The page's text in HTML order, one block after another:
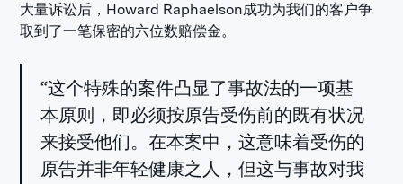
大量诉讼后，Howard Raphaelson成功为我们的客户争
取到了一笔保密的六位数赔偿金。
“这个特殊的案件凸显了事故法的一项基
本原则，即必须按原告受伤前的既有状况
来接受他们。在本案中，这意味着受伤的
原告并非年轻健康之人，但这与事故对我